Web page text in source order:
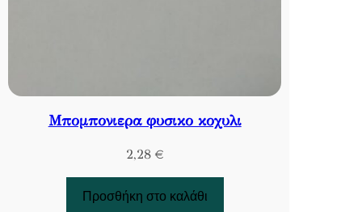
Μπομπονιερα φυσικο κοχυλι
2,28 €
Προσθήκη στο καλάθι